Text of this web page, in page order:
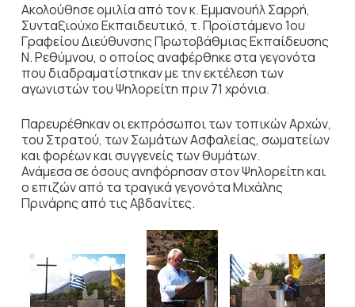
Ακολούθησε ομιλία από τον κ. Εμμανουήλ Σαρρή,
Συνταξιούχο Εκπαιδευτικό, τ. Προϊστάμενο 1ου
Γραφείου Διεύθυνσης Πρωτοβάθμιας Εκπαίδευσης
Ν. Ρεθύμνου, ο οποίος αναφέρθηκε στα γεγονότα
που διαδραματίστηκαν με την εκτέλεση των
αγωνιστών του Ψηλορείτη πριν 71 χρόνια.
Παρευρέθηκαν οι εκπρόσωποι των τοπικών Αρχών,
του Στρατού, των Σωμάτων Ασφαλείας, σωματείων
και φορέων και συγγενείς των θυμάτων.
Ανάμεσα σε όσους ανηφόρησαν στον Ψηλορείτη και
ο επιζών από τα τραγικά γεγονότα Μιχάλης
Πρινάρης από τις Αβδανίτες.